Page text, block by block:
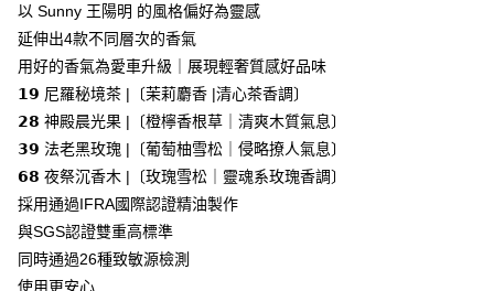
2.付款方式選擇「大哥付你分期」，訂單成立後會自動跳轉到大哥付的交易
流程，驗證手機門號後，選擇欲分期的期數、繳款截止日，確認付款後即完
成交易。
3.實際核准額度、可分期數及費用金額請依後續交易確認頁面所載為準。
4.訂單成立30分鐘內，如未前往確認交易或遇審核未通過，訂單將自動取
消。如遇「轉專審核」未通過狀況，表示未達大哥付你分期系統評分，恕無
法說明評估內容。
【繳款方式說明】
1.分期款項不併入電信帳單，「大哥付你分期」於每月結算日後寄送繳費提
2.透過簡訊連結打開帳單後，可選擇「超商條碼／台灣大直營門市／銀行轉
帳／街口支付／iPASS MONEY」等通路繳費。
【注意事項】
相關說明
【關於「AFTEE先享後付」】
AFTEE先享後付是「在收到商品之後才付款」的支付方式。 讓您購物簡單
１．簡單：不需註冊會員、不需綁卡、不需儲值。
２．便利：只要手機號碼，簡訊認證，即可結帳。
３．安心：先確認商品／服務後，再付款。
【「AFTEE先享後付」結帳流程】
１．於結帳方式選擇「AFTEE先享後付」後，將跳轉至「AFTEE先享後付」
２．訂單成立數日內，您將收到繳費通知簡訊。
３．收到繳費通知簡訊後14天內，點擊此簡訊中的連結，可透過四大超商／
ATM／網路銀行／等多元方式進行付款，方視為交易完成。
ATM付款
運送方式
付款後全家取貨
每筆NT$70，滿NT$899(含以上)免運費
付款後7-11取貨
以 Sunny 王陽明 的風格偏好為靈感
延伸出4款不同層次的香氣
用好的香氣為愛車升級｜展現輕奢質感好品味
𝟭𝟵 尼羅秘境茶 |〔茉莉麝香 |清心茶香調〕
𝟮𝟴 神殿晨光果 |〔橙檸香根草｜清爽木質氣息〕
𝟯𝟵 法老黑玫瑰 |〔葡萄柚雪松｜侵略撩人氣息〕
𝟲𝟴 夜祭沉香木 |〔玫瑰雪松｜靈魂系玫瑰香調〕
採用通過IFRA國際認證精油製作
與SGS認證雙重高標準
同時通過26種致敏源檢測
使用更安心